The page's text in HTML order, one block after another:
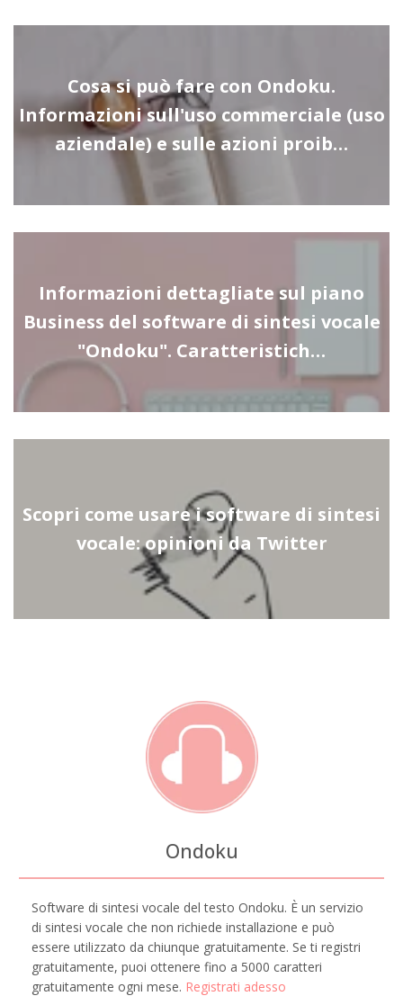
Cosa si può fare con Ondoku.
Informazioni sull'uso commerciale (uso
aziendale) e sulle azioni proib…
Informazioni dettagliate sul piano
Business del software di sintesi vocale
"Ondoku". Caratteristich…
Scopri come usare i software di sintesi
vocale: opinioni da Twitter
Ondoku
Software di sintesi vocale del testo Ondoku. È un servizio
di sintesi vocale che non richiede installazione e può
essere utilizzato da chiunque gratuitamente. Se ti registri
gratuitamente, puoi ottenere fino a 5000 caratteri
gratuitamente ogni mese. Registrati adesso